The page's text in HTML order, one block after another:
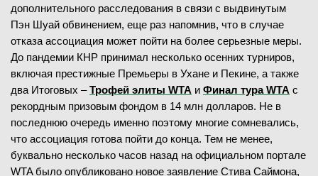
дополнительного расследования в связи с выдвинутым
Пэн Шуай обвинением, еще раз напомнив, что в случае
отказа ассоциация может пойти на более серьезные меры.
До пандемии КНР принимал несколько осенних турниров,
включая престижные Премьеры в Ухане и Пекине, а также
два Итоговых –Трофей элиты WTA и Финал тура WTA с
рекордным призовым фондом в 14 млн долларов. Не в
последнюю очередь именно поэтому многие сомневались,
что ассоциация готова пойти до конца. Тем не менее,
буквально несколько часов назад на официальном портале
WTA было опубликовано новое заявление Стива Саймона,